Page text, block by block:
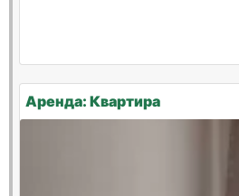
Аренда: Квартира